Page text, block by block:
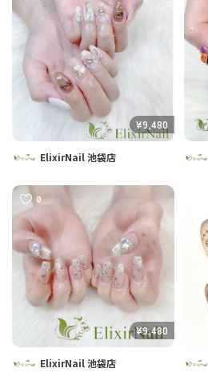
¥9,480
ElixirNail 池袋店
¥9,480
0
ElixirNail 池袋店